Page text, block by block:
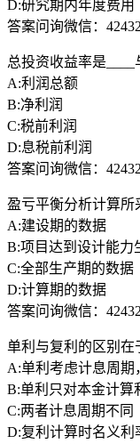
D:研究期内年度费用
答案问询微信：
总投资收益率是
A:利润总额
B:净利润
C:税前利润
D:息税前利润
答案问询微信：
盈亏平衡分析计算所
A:建设期的数据
B:项目达到设计能力
C:全部生产期的数据
D:计算期的数据
答案问询微信：
单利与复利的区别在
A:单利考虑计息周期
B:单利只对本金计算
C:两者计息周期不同
D:复利计算时名义利